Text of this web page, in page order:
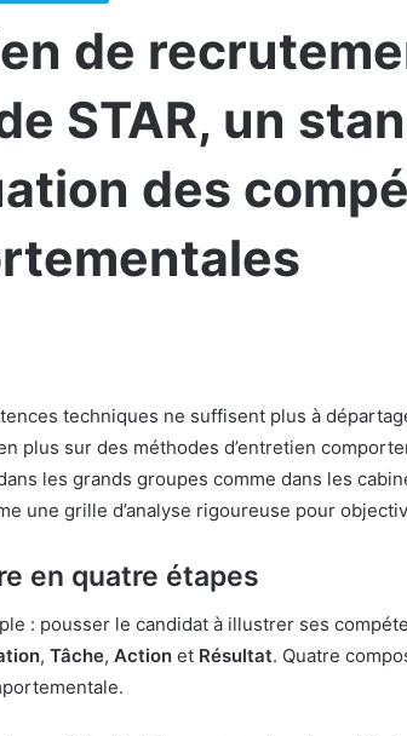
de
STAR, un
des
techniques ne suffisent plus à
plus sur des méthodes d’entretien
les grands groupes comme dans les
une grille d’analyse rigoureuse pour
en quatre étapes
: pousser le candidat à illustrer ses
, Tâche, Action et Résultat. Quatre